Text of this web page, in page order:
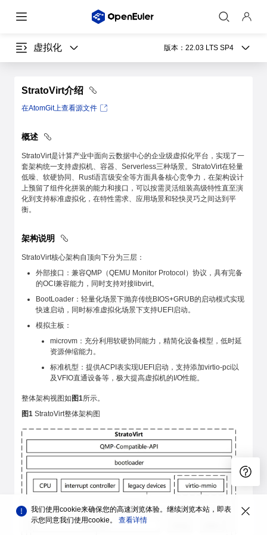
虚拟化 版本： 22.03 LTS SP4
StratoVirt介绍
在AtomGit上查看源文件
概述
StratoVirt是计算产业中面向云数据中心的企业级虚拟化平台，实现了一
套架构统一支持虚拟机、容器、Serverless三种场景。StratoVirt在轻量
低噪、软硬协同、Rust语言级安全等方面具备核心竞争力，在架构设计
上预留了组件化拼装的能力和接口，可以按需灵活组装高级特性直至演
化到支持标准虚拟化，在特性需求、应用场景和轻快灵巧之间达到平
衡。
架构说明
StratoVirt核心架构自顶向下分为三层：
外部接口：兼容QMP（QEMU Monitor Protocol）协议，具有完备
的OCI兼容能力，同时支持对接libvirt。
BootLoader：轻量化场景下抛弃传统BIOS+GRUB的启动模式实现
快速启动，同时标准虚拟化场景下支持UEFI启动。
模拟主板：
microvm：充分利用软硬协同能力，精简化设备模型，低时延
资源伸缩能力。
标准机型：提供ACPI表实现UEFI启动，支持添加virtio-pci以
及VFIO直通设备等，极大提高虚拟机的I/O性能。
整体架构视图如 图1所示。
图1 StratoVirt整体架构图
我们使用cookie来确保您的高速浏览体验。继续浏览本站，即表
示您同意我们使用cookie。 查看详情